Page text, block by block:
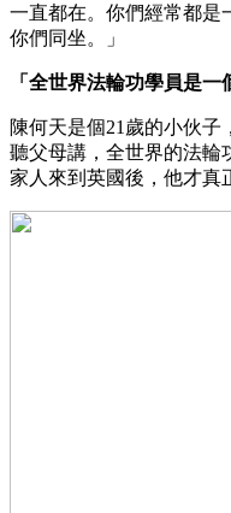
一直都在。你們經常都是
你們同坐。」
「全世界法輪功學員是一
陳何天是個21歲的小伙
聽父母講，全世界的法輪
家人來到英國後，他才真